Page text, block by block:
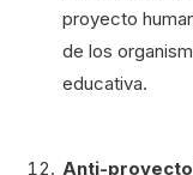
proyecto
de los
educativa.
Anti-